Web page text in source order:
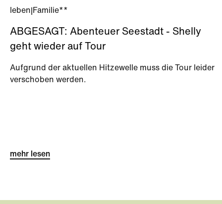
leben Familie**
ABGESAGT: Abenteuer Seestadt - Shelly
geht wieder auf Tour
Aufgrund der aktuellen Hitzewelle muss die Tour leider
verschoben werden.
mehr lesen